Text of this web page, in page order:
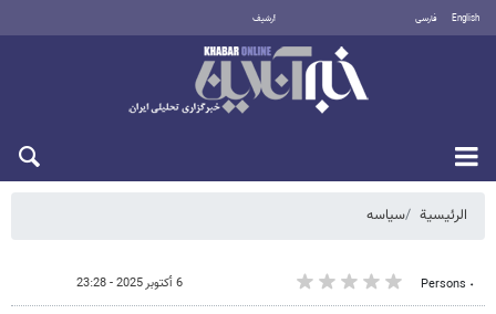
English فارسی أرشيف
الرئيسية سیاسه
٠ Persons 6 أكتوبر 2025 - 23:28